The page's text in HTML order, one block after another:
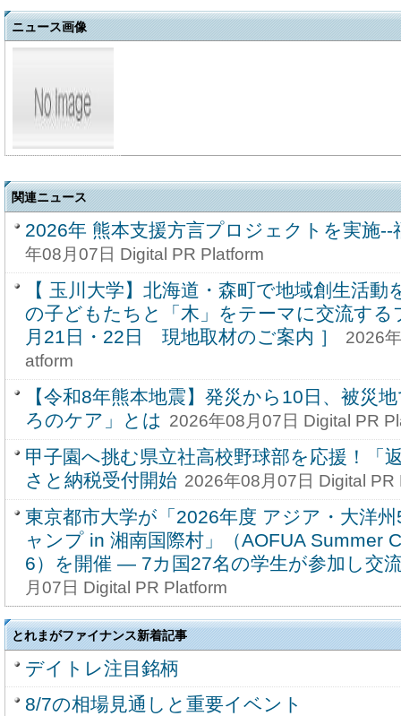
ニュース画像
関連ニュース
2026年 熊本支援方言プロジェクトを実施--
年08月07日 Digital PR Platform
【 玉川大学】北海道・森町で地域創生活動
の子どもたちと「木」をテーマに交流す
月21日・22日 現地取材のご案内 ］
2026
atform
【令和8年熊本地震】発災から10日、被災
ろのケア」とは 2026年08月07日 Digital PR
甲子園へ挑む県立社高校野球部を応援！「
さと納税受付開始 2026年08月07日 Digital PR
東京都市大学が「2026年度 アジア・大洋
ャンプ in 湘南国際村」（AOFUA Summer
6）を開催 ― 7カ国27名の学生が参加し交
月07日 Digital PR Platform
とれまがファイナンス新着記事
デイトレ注目銘柄
8/7の相場見通しと重要イベント